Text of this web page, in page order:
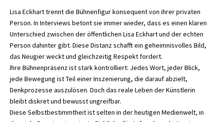
Lisa Eckhart trennt die Bühnenfigur konsequent von ihrer privaten
Person. In Interviews betont sie immer wieder, dass es einen klaren
Unterschied zwischen der öffentlichen Lisa Eckhart und der echten
Person dahinter gibt. Diese Distanz schafft ein geheimnisvolles Bild,
das Neugier weckt und gleichzeitig Respekt fordert.
Ihre Bühnenpräsenz ist stark kontrolliert: Jedes Wort, jeder Blick,
jede Bewegung ist Teil einer Inszenierung, die darauf abzielt,
Denkprozesse auszulösen. Doch das reale Leben der Künstlerin
bleibt diskret und bewusst ungreifbar.
Diese Selbstbestimmtheit ist selten in der heutigen Medienwelt, in